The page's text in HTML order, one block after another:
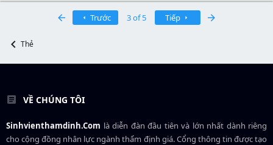
Trước 3 of 5 Tiếp
Thẻ
VỀ CHÚNG TÔI
Sinhvienthamdinh.Com là diễn đàn đầu tiên và lớn nhất dành riêng
cho cộng đồng nhân lực ngànhthẩm định giá. Cổng thông tin được tạo